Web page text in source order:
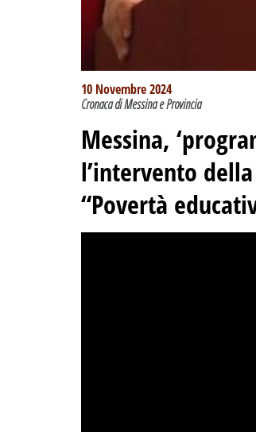
10 Novembre 2024
Cronaca di Messina e Provincia
Messina,
l’intervento
“Povertà